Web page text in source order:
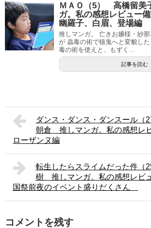
ＭＡＯ（5） 高橋留
ガ。私の感想レビュー備
幽羅子、白眉、登場編
推しマンガ。 亡きお嬢様・紗
が 蟲毒の術で猫鬼へと変貌し
毒の術を使えと、もずく...
記事を読む
ダンス・ダンス・ダンスール
朝倉 推しマンガ。私の感想レ
ローザンヌ編
転生したらスライムだった件
樹 推しマンガ。私の感想レビ
国祭前夜のイベント盛りだくさん
コメントを残す